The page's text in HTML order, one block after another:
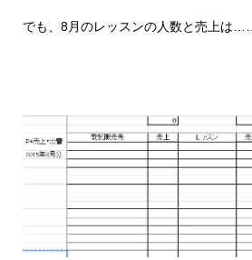
でも、8月のレッスンの人数と売上は……